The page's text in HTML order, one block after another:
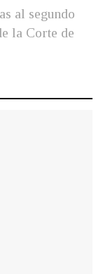
al segundo
la Corte de